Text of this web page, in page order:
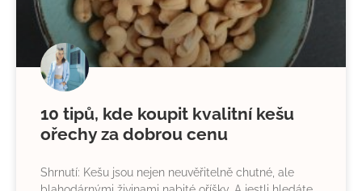
10 tipů, kde koupit kvalitní kešu
ořechy za dobrou cenu
Shrnutí: Kešu jsou nejen neuvěřitelně chutné, ale